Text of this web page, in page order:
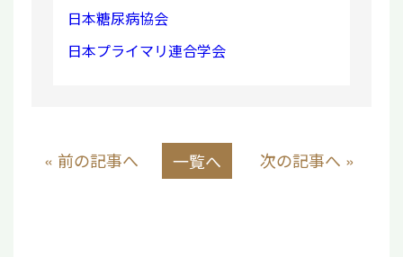
日本糖尿病協会
日本プライマリ連合学会
« 前の記事へ 一覧へ 次の記事へ »